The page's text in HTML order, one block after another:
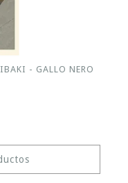
- GALLO NERO